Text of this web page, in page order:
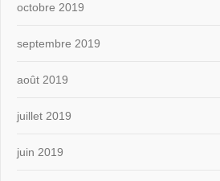
octobre 2019
septembre 2019
août 2019
juillet 2019
juin 2019